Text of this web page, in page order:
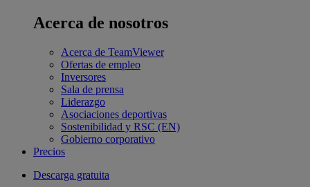
Acerca de nosotros
Acerca de TeamViewer
Ofertas de empleo
Inversores
Sala de prensa
Liderazgo
Asociaciones deportivas
Sostenibilidad y RSC (EN)
Gobierno corporativo
Precios
Descarga gratuita